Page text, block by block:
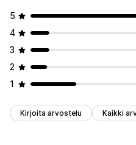
5
4
3
2
1
Kirjoita arvostelu Kaikki